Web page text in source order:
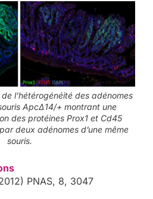
l’hétérogénéité des adénomes
ApcΔ14/+ montrant une
des protéines Prox1 et Cd45
deux adénomes d’une même
souris.
PNAS, 8, 3047